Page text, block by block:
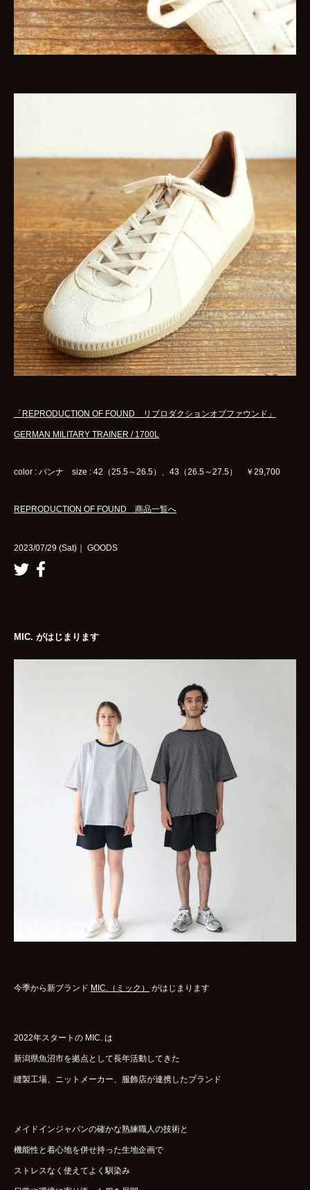
「REPRODUCTION OF FOUND リプロダクションオブファウンド」
GERMAN MILITARY TRAINER / 1700L
color : パンナ size : 42（25.5～26.5）、43（26.5～27.5） ￥29,700
REPRODUCTION OF FOUND 商品一覧へ
2023/07/29 (Sat)｜ GOODS
MIC. がはじまります
今季から新ブランド MIC.（ミック） がはじまります
2022年スタートの MIC. は
新潟県魚沼市を拠点として長年活動してきた
縫製工場、ニットメーカー、服飾店が連携したブランド
メイドインジャパンの確かな熟練職人の技術と
機能性と着心地を併せ持った生地企画で
ストレスなく使えてよく馴染み